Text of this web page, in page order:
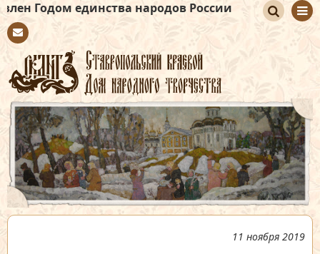
единства народов России
tact
иск
11 ноября 2019